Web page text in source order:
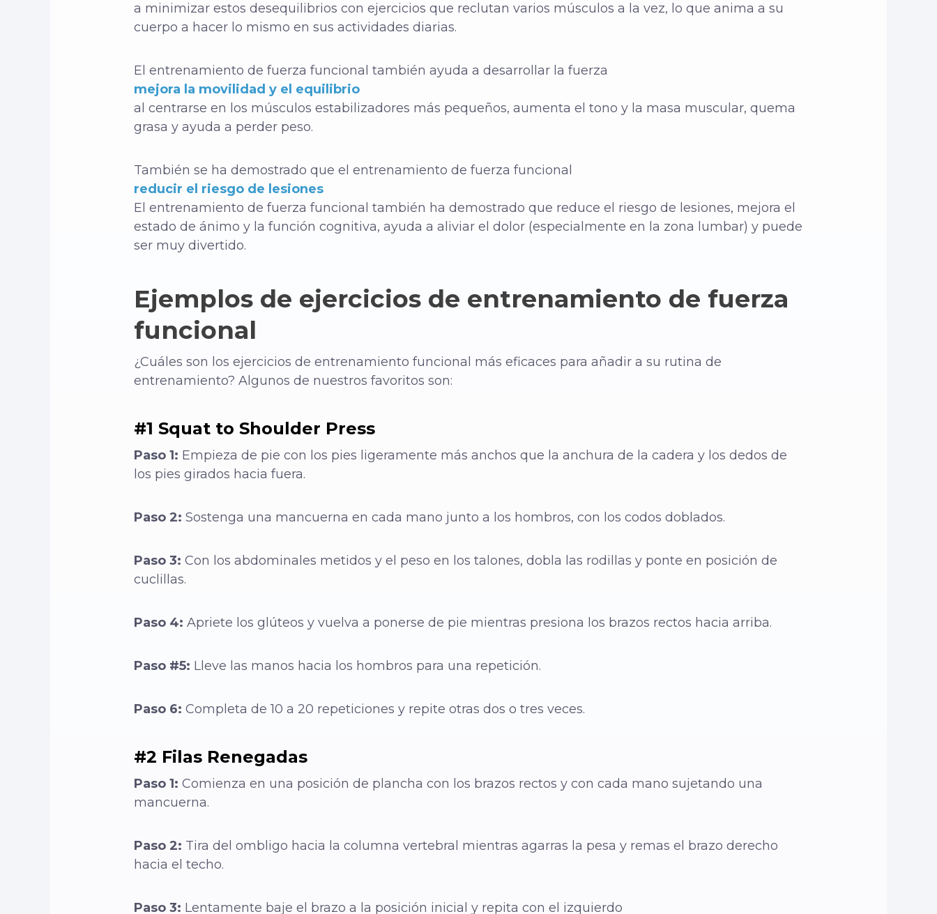
a minimizar estos desequilibrios con ejercicios que reclutan varios músculos a la vez, lo que anima a su
cuerpo a hacer lo mismo en sus actividades diarias.
El entrenamiento de fuerza funcional también ayuda a desarrollar la fuerza
mejora la movilidad y el equilibrio
al centrarse en los músculos estabilizadores más pequeños, aumenta el tono y la masa muscular, quema
grasa y ayuda a perder peso.
También se ha demostrado que el entrenamiento de fuerza funcional
reducir el riesgo de lesiones
El entrenamiento de fuerza funcional también ha demostrado que reduce el riesgo de lesiones, mejora el
estado de ánimo y la función cognitiva, ayuda a aliviar el dolor (especialmente en la zona lumbar) y puede
ser muy divertido.
Ejemplos de ejercicios de entrenamiento de fuerza
funcional
¿Cuáles son los ejercicios de entrenamiento funcional más eficaces para añadir a su rutina de
entrenamiento? Algunos de nuestros favoritos son:
#1 Squat to Shoulder Press
Paso 1: Empieza de pie con los pies ligeramente más anchos que la anchura de la cadera y los dedos de
los pies girados hacia fuera.
Paso 2: Sostenga una mancuerna en cada mano junto a los hombros, con los codos doblados.
Paso 3: Con los abdominales metidos y el peso en los talones, dobla las rodillas y ponte en posición de
cuclillas.
Paso 4: Apriete los glúteos y vuelva a ponerse de pie mientras presiona los brazos rectos hacia arriba.
Paso #5: Lleve las manos hacia los hombros para una repetición.
Paso 6: Completa de 10 a 20 repeticiones y repite otras dos o tres veces.
#2 Filas Renegadas
Paso 1: Comienza en una posición de plancha con los brazos rectos y con cada mano sujetando una
mancuerna.
Paso 2: Tira del ombligo hacia la columna vertebral mientras agarras la pesa y remas el brazo derecho
hacia el techo.
Paso 3: Lentamente baje el brazo a la posición inicial y repita con el izquierdo